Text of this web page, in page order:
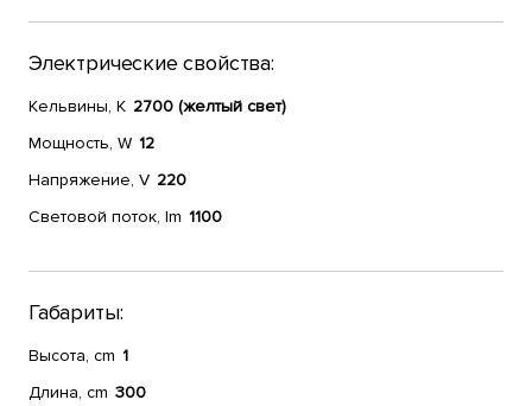
Электрические свойства:
Кельвины, К 2700 (желтый свет)
Мощность, W 12
Напряжение, V 220
Световой поток, lm 1100
Габариты:
Высота, cm 1
Длина, cm 300